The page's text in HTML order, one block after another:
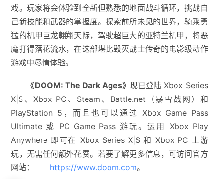
戏。玩家将会体验到全新但熟悉的地面战斗循环，挑战自
己新技能和武器的掌握度。探索前所未见的世界，骑乘勇
猛的机甲巨龙翱翔天际，驾驶超巨大的亚特兰机甲，将恶
魔打得落花流水，在这部堪比毁灭战士传奇的电影级动作
游戏中尽情体验。
《DOOM: The Dark Ages》 现已登陆 Xbox Series
X|S、Xbox PC、Steam、Battle.net（暴雪战网）和
PlayStation 5，而且也可以通过 Xbox Game Pass
Ultimate 或 PC Game Pass 游玩。运用 Xbox Play
Anywhere 即可在 Xbox Series X|S 和 Xbox PC 上游
玩，无需任何额外花费。若要了解更多信息，可访问官方
网站：
https://www.doom.com。